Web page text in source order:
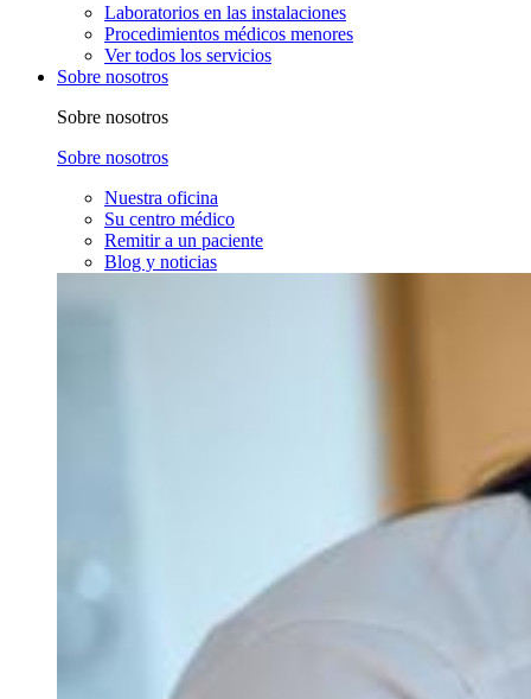
Laboratorios en las instalaciones
Procedimientos médicos menores
Ver todos los servicios
Sobre nosotros
Sobre nosotros
Sobre nosotros
Nuestra oficina
Su centro médico
Remitir a un paciente
Blog y noticias